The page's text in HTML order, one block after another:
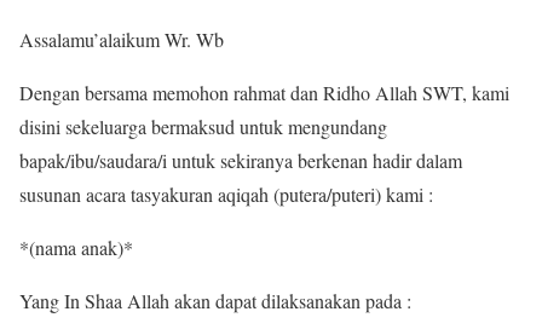
Assalamu’alaikum Wr. Wb
Dengan bersama memohon rahmat dan Ridho Allah SWT, kami
disini sekeluarga bermaksud untuk mengundang
bapak/ibu/saudara/i untuk sekiranya berkenan hadir dalam
susunan acara tasyakuran aqiqah (putera/puteri) kami :
*(nama anak)*
Yang In Shaa Allah akan dapat dilaksanakan pada :